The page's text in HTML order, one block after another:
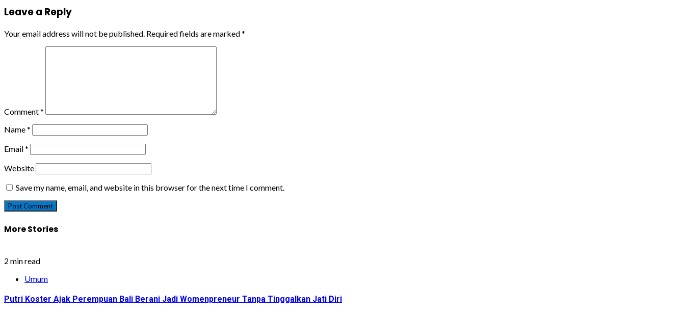
Leave a Reply
Your email address will not be published. Required fields are marked*
Comment*
Name*
Email*
Website
Save my name, email, and website in this browser for the next time I comment.
More Stories
2 min read
Umum
Putri Koster Ajak Perempuan Bali Berani Jadi Womenpreneur Tanpa Tinggalkan Jati Diri